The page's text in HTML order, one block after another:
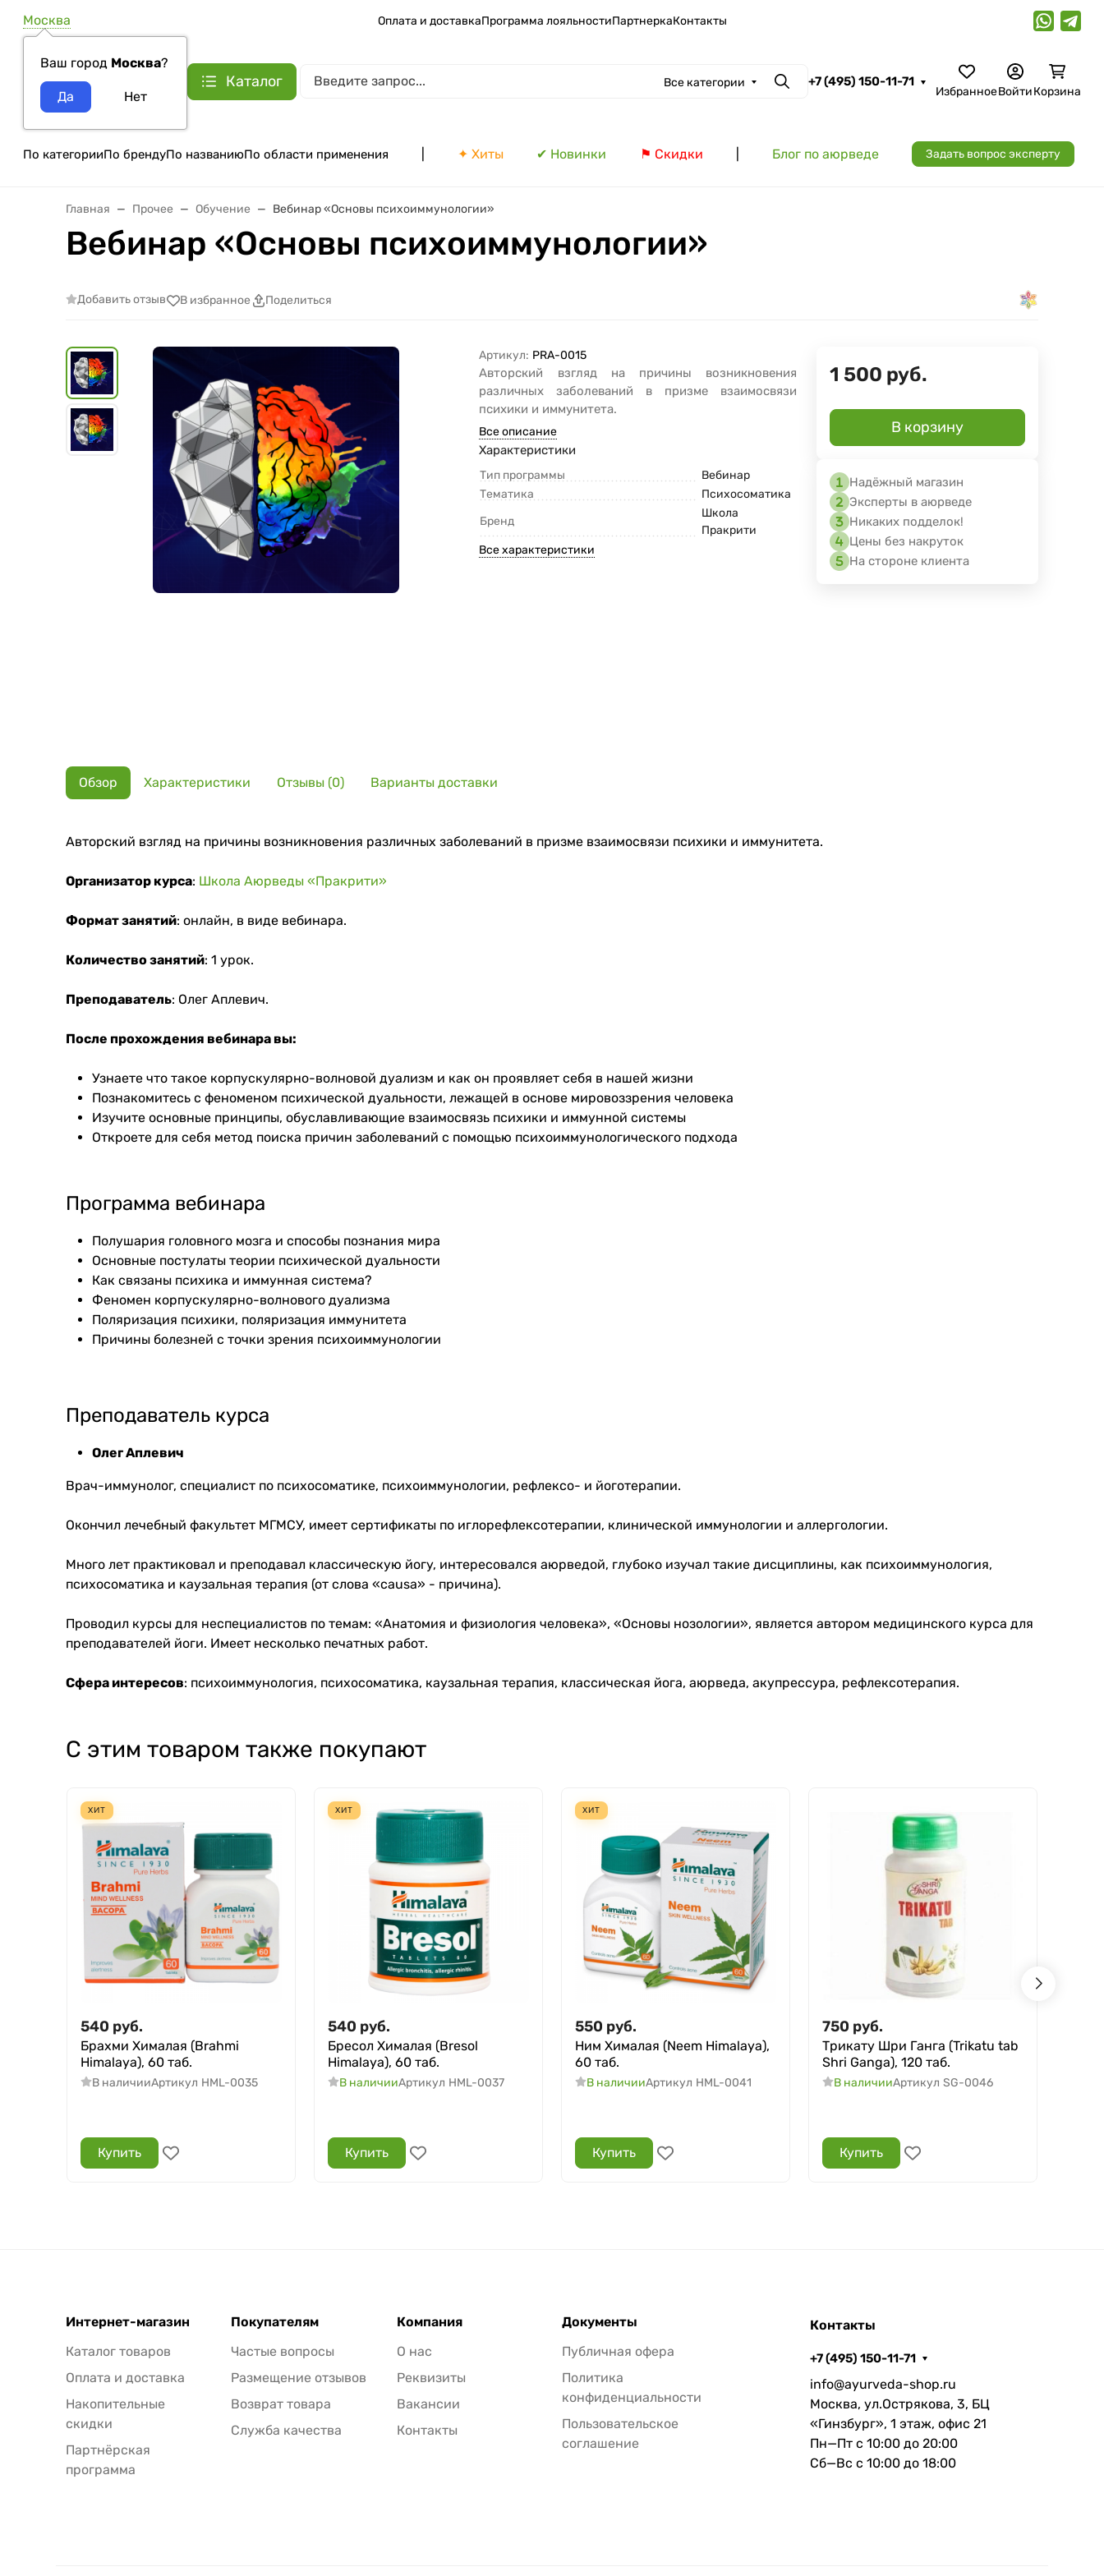
Москва
Ваш город Москва?
Оплата и доставкаПрограмма лояльностиПартнеркаКонтакты
Каталог Все категории Поиск
+7 (495) 150-11-71
ИзбранноеВойтиКорзина
По категорииПо брендуПо названиюПо области применения ✦ Хиты ✔ Новинки ⚑ Скидки Блог по аюрведе Задать вопрос эксперту
Главная Прочее Обучение Вебинар «Основы психоиммунологии»
Вебинар «Основы психоиммунологии»
Добавить отзыв В избранное Поделиться
Артикул: PRA-0015
Авторский взгляд на причины возникновения
различных заболеваний в призме взаимосвязи
психики и иммунитета.
Все описание
Характеристики
Тип программы
Вебинар
Тематика
Психосоматика
Бренд
Школа
Пракрити
Все характеристики
1 500 руб.
В корзину
Надёжный магазин
Эксперты в аюрведе
Никаких подделок!
Цены без накруток
На стороне клиента
Обзор Характеристики Отзывы (0) Варианты доставки
Авторский взгляд на причины возникновения различных заболеваний в призме взаимосвязи психики и иммунитета.
Организатор курса: Школа Аюрведы «Пракрити»
Формат занятий: онлайн, в виде вебинара.
Количество занятий: 1 урок.
Преподаватель: Олег Аплевич.
После прохождения вебинара вы:
Узнаете что такое корпускулярно-волновой дуализм и как он проявляет себя в нашей жизни
Познакомитесь с феноменом психической дуальности, лежащей в основе мировоззрения человека
Изучите основные принципы, обуславливающие взаимосвязь психики и иммунной системы
Откроете для себя метод поиска причин заболеваний с помощью психоиммунологического подхода
Программа вебинара
Полушария головного мозга и способы познания мира
Основные постулаты теории психической дуальности
Как связаны психика и иммунная система?
Феномен корпускулярно-волнового дуализма
Поляризация психики, поляризация иммунитета
Причины болезней с точки зрения психоиммунологии
Преподаватель курса
Олег Аплевич
Врач-иммунолог, специалист по психосоматике, психоиммунологии, рефлексо- и йоготерапии.
Окончил лечебный факультет МГМСУ, имеет сертификаты по иглорефлексотерапии, клинической иммунологии и аллергологии.
Много лет практиковал и преподавал классическую йогу, интересовался аюрведой, глубоко изучал такие дисциплины, как психоиммунология,
психосоматика и каузальная терапия (от слова «causa» - причина).
Проводил курсы для неспециалистов по темам: «Анатомия и физиология человека», «Основы нозологии», является автором медицинского курса для
преподавателей йоги. Имеет несколько печатных работ.
Сфера интересов: психоиммунология, психосоматика, каузальная терапия, классическая йога, аюрведа, акупрессура, рефлексотерапия.
С этим товаром также покупают
ХИТ
540 руб.
Брахми Хималая (Brahmi
Himalaya), 60 таб.
В наличииАртикул HML-0035
Купить
ХИТ
540 руб.
Бресол Хималая (Bresol
Himalaya), 60 таб.
В наличииАртикул HML-0037
Купить
ХИТ
550 руб.
Ним Хималая (Neem Himalaya),
60 таб.
В наличииАртикул HML-0041
Купить
750 руб.
Трикату Шри Ганга (Trikatu tab
Shri Ganga), 120 таб.
В наличииАртикул SG-0046
Купить
Интернет-магазин
Каталог товаров
Оплата и доставка
Накопительные
скидки
Партнёрская
программа
Покупателям
Частые вопросы
Размещение отзывов
Возврат товара
Служба качества
Компания
О нас
Реквизиты
Вакансии
Контакты
Документы
Публичная офера
Политика
конфиденциальности
Пользовательское
соглашение
Контакты
+7 (495) 150-11-71
info@ayurveda-shop.ru
Москва, ул.Острякова, 3, БЦ
«Гинзбург», 1 этаж, офис 21
Пн—Пт с 10:00 до 20:00
Сб—Вс с 10:00 до 18:00